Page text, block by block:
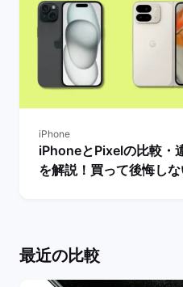
iPhone
iPhoneとPixelの比較・
を解説！買って後悔しな
最近の比較